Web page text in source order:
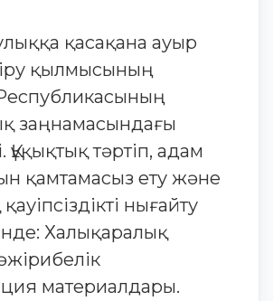
қасақана ауыр
қылмысының
Республикасының
заңнамасындағы
Құқықтық тәртіп, адам
қамтамасыз ету және
нығайту
Халықаралық
материалдары.